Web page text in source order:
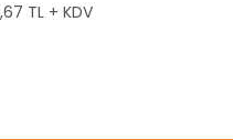
TL + KDV